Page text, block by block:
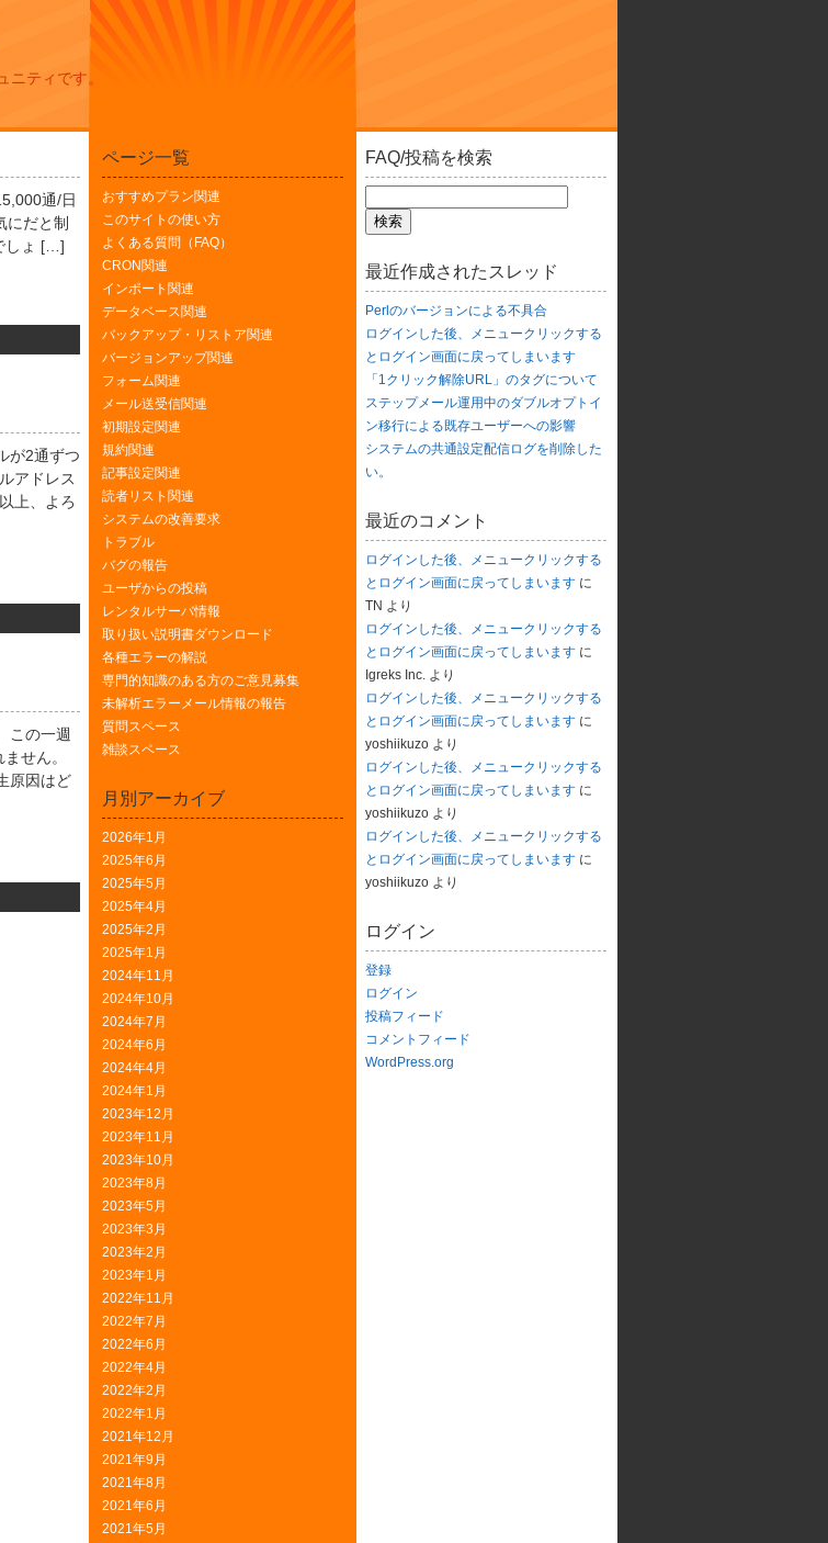
ティです。
通/日
にだと制
しょ […]
が2通ずつ
アドレス
上、よろ
この一週
せん。
原因はど
ページ一覧
おすすめプラン関連
このサイトの使い方
よくある質問（FAQ）
CRON関連
インポート関連
データベース関連
バックアップ・リストア関連
バージョンアップ関連
フォーム関連
メール送受信関連
初期設定関連
規約関連
記事設定関連
読者リスト関連
システムの改善要求
トラブル
バグの報告
ユーザからの投稿
レンタルサーバ情報
取り扱い説明書ダウンロード
各種エラーの解説
専門的知識のある方のご意見募集
未解析エラーメール情報の報告
質問スペース
雑談スペース
月別アーカイブ
2026年1月
2025年6月
2025年5月
2025年4月
2025年2月
2025年1月
2024年11月
2024年10月
2024年7月
2024年6月
2024年4月
2024年1月
2023年12月
2023年11月
2023年10月
2023年8月
2023年5月
2023年3月
2023年2月
2023年1月
2022年11月
2022年7月
2022年6月
2022年4月
2022年2月
2022年1月
2021年12月
2021年9月
2021年8月
2021年6月
2021年5月
FAQ/投稿を検索
最近作成されたスレッド
Perlのバージョンによる不具合
ログインした後、メニュークリックする
とログイン画面に戻ってしまいます
「1クリック解除URL」のタグについて
ステップメール運用中のダブルオプトイ
ン移行による既存ユーザーへの影響
システムの共通設定配信ログを削除した
い。
最近のコメント
ログインした後、メニュークリックする
とログイン画面に戻ってしまいます に
TN より
ログインした後、メニュークリックする
とログイン画面に戻ってしまいます に
Igreks Inc. より
ログインした後、メニュークリックする
とログイン画面に戻ってしまいます に
yoshiikuzo より
ログインした後、メニュークリックする
とログイン画面に戻ってしまいます に
yoshiikuzo より
ログインした後、メニュークリックする
とログイン画面に戻ってしまいます に
yoshiikuzo より
ログイン
登録
ログイン
投稿フィード
コメントフィード
WordPress.org